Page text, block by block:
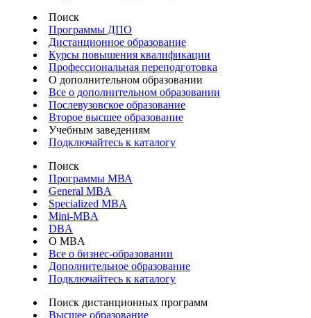
Поиск
Программы ДПО
Дистанционное образование
Курсы повышения квалификации
Профессиональная переподготовка
О дополнительном образовании
Все о дополнительном образовании
Послевузовское образование
Второе высшее образование
Учебным заведениям
Подключайтесь к каталогу
Поиск
Программы МВА
General MBA
Specialized MBA
Mini-MBA
DBA
О MBA
Все о бизнес-образовании
Дополнительное образование
Подключайтесь к каталогу
Поиск дистанционных программ
Высшее образование